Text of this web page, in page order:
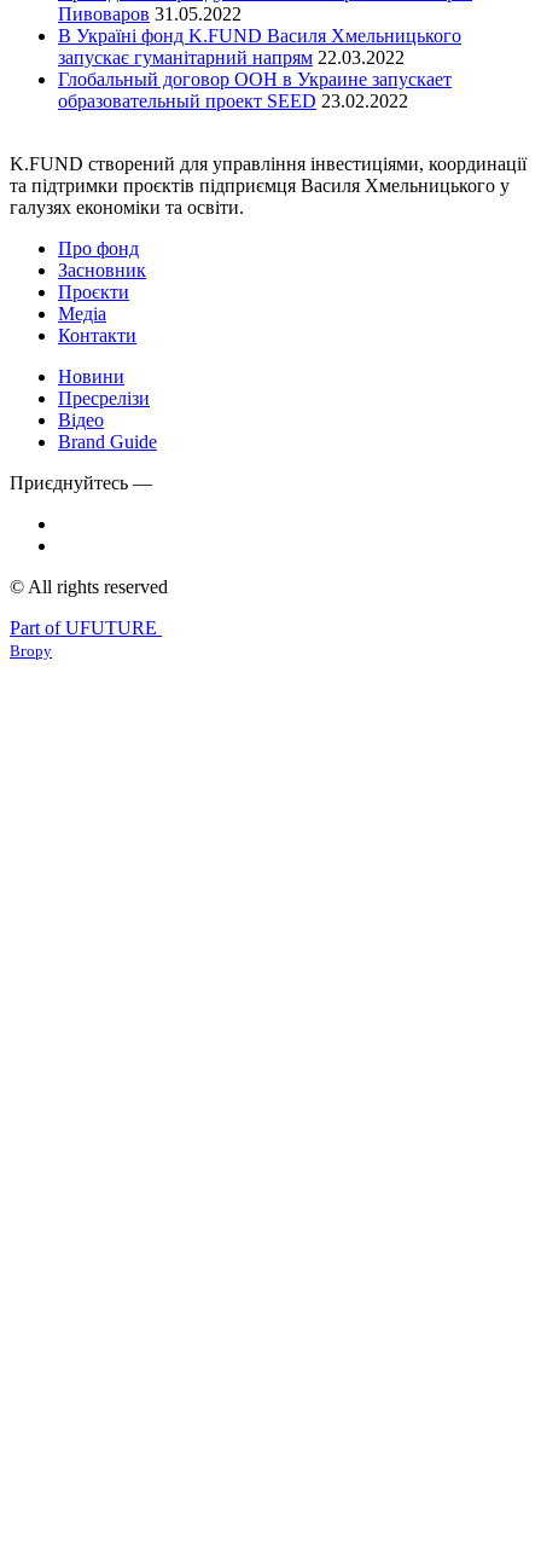
Пивоваров 31.05.2022
В Україні фонд K.FUND Василя Хмельницького
запускає гуманітарний напрям 22.03.2022
Глобальный договор ООН в Украине запускает
образовательный проект SEED 23.02.2022
K.FUND створений для управління інвестиціями, координації
та підтримки проєктів підприємця Василя Хмельницького у
галузях економіки та освіти.
Про фонд
Засновник
Проєкти
Медіа
Контакти
Новини
Пресрелізи
Відео
Brand Guide
Приєднуйтесь —
© All rights reserved
Part of UFUTURE
Вгору